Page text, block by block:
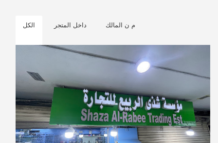
الكل داخل المتجر م ن المالك